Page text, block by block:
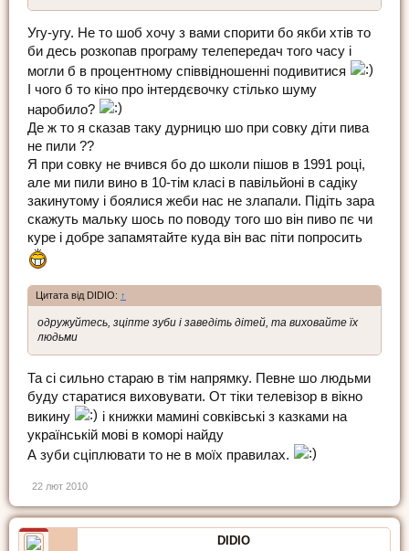
Угу-угу. Не то шоб хочу з вами спорити бо якби хтів то
би десь розкопав програму телепередач того часу і
могли б в процентному співвідношенні подивитися
І чого б то кіно про інтердєвочку стілько шуму
наробило?
Де ж то я сказав таку дурницю шо при совку діти пива
не пили ??
Я при совку не вчився бо до школи пішов в 1991 році,
але ми пили вино в 10-тім класі в павільйоні в садіку
закинутому і боялися жеби нас не злапали. Підіть зара
скажуть мальку шось по поводу того шо він пиво пє чи
куре і добре запамятайте куда він вас піти попросить
Цитата від DIDIO: ↑
одружуйтесь, зціпте зуби і заведіть дітей, та виховайте їх
людьми
Та сі сильно стараю в тім напрямку. Певне шо людьми
буду старатися виховувати. От тіки телевізор в вікно
викину
і книжки мамині совківські з казками на
українській мові в коморі найду
А зуби сціплювати то не в моїх правилах.
22 лют 2010
DIDIO